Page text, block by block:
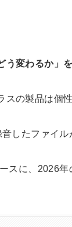
う変わるか」
スの製品は個
したファイル
スに、2026